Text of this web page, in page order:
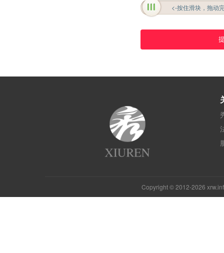
<-按住滑块，拖动
Copyright © 2012-2026